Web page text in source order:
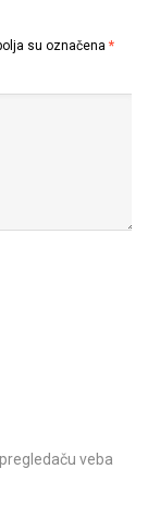
su označena *
veba